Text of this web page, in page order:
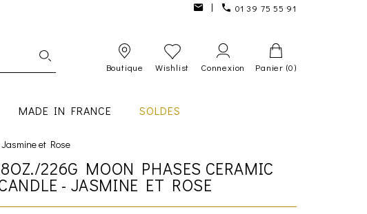
01 39 75 55 91
Boutique Wishlist Connexion Panier (0)
MADE IN FRANCE SOLDES
et Rose
226G MOON PHASES CERAMIC
- JASMINE ET ROSE